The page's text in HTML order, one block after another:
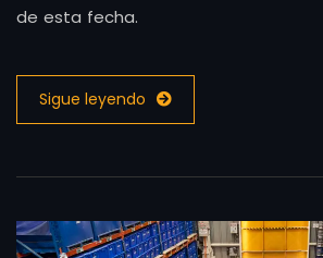
de esta fecha.
Sigue leyendo